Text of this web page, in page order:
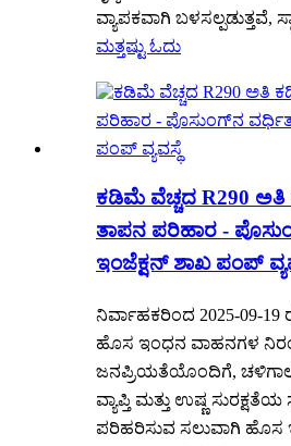
ವ್ಯಾಪಕವಾಗಿ ಬಳಸಲ್ಪಡುತ್ತವೆ,
ಮತ್ತಷ್ಟು ಓದು
ಕಡಿಮೆ ವೆಚ್ಚದ R290
ತಾಪನ ಪರಿಹಾರ -
ಇಂಜೆಕ್ಷನ್ ಶಾಖ ಪಂಪ್
ನಿರ್ವಾಹಕರಿಂದ 2025-09-19
ಹೊಸ ಇಂಧನ ವಾಹನಗಳ
ಜನಪ್ರಿಯತೆಯೊಂದಿಗೆ, ಚಳಿಗಾಲ
ವ್ಯಾಪ್ತಿ ಮತ್ತು ಉಷ್ಣ ಸುರಕ್ಷತೆಯ
ಪರಿಹರಿಸುವ ಸಲುವಾಗಿ ಹೊಸ